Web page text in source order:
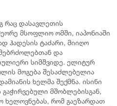
რაც დასავლეთის
მსოფლიო ომში, იაპონიაში
ჰადესის ტაძარი, მიიღო
და
სიმშვიდე. ელიტურ
მოგება შესაძლებელია
ხელმა შექმნა. ისინი
მშობლებისგან,
ხელოვნებას, რომ გაეზარდათ